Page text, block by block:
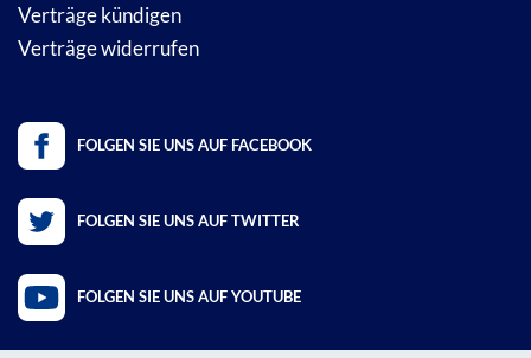
Verträge kündigen
Verträge widerrufen
FOLGEN SIE UNS AUF FACEBOOK
FOLGEN SIE UNS AUF TWITTER
FOLGEN SIE UNS AUF YOUTUBE